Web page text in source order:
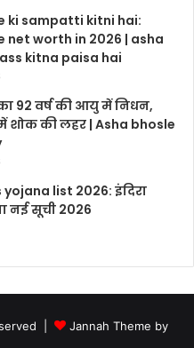
ki sampatti kitni hai:
net worth in 2026 | asha
kitna paisa hai
92 वर्ष की आयु में निधन,
की लहर | Asha bhosle
list 2026: इंदिरा
नई सूची 2026
|
Jannah Theme by